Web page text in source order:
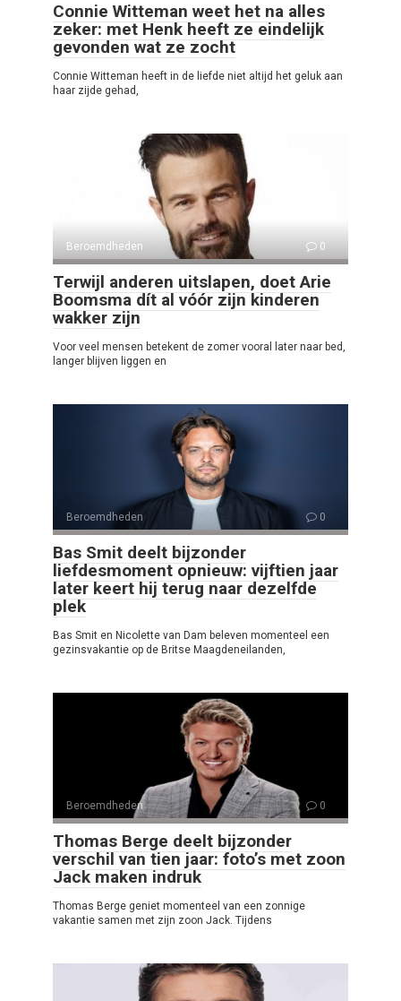
Connie Witteman weet het na alles
zeker: met Henk heeft ze eindelijk
gevonden wat ze zocht
Connie Witteman heeft in de liefde niet altijd het geluk aan
haar zijde gehad,
Beroemdheden 0
Terwijl anderen uitslapen, doet Arie
Boomsma dít al vóór zijn kinderen
wakker zijn
Voor veel mensen betekent de zomer vooral later naar bed,
langer blijven liggen en
Beroemdheden 0
Bas Smit deelt bijzonder
liefdesmoment opnieuw: vijftien jaar
later keert hij terug naar dezelfde
plek
Bas Smit en Nicolette van Dam beleven momenteel een
gezinsvakantie op de Britse Maagdeneilanden,
Beroemdheden 0
Thomas Berge deelt bijzonder
verschil van tien jaar: foto’s met zoon
Jack maken indruk
Thomas Berge geniet momenteel van een zonnige
vakantie samen met zijn zoon Jack. Tijdens